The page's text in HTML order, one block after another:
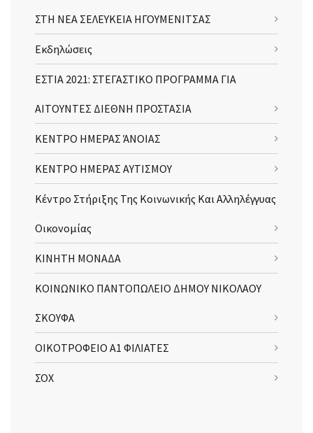
ΣΤΗ ΝΕΑ ΣΕΛΕΥΚΕΙΑ ΗΓΟΥΜΕΝΙΤΣΑΣ
Εκδηλώσεις
ΕΣΤΙΑ 2021: ΣΤΕΓΑΣΤΙΚΟ ΠΡΟΓΡΑΜΜΑ ΓΙΑ
ΑΙΤΟΥΝΤΕΣ ΔΙΕΘΝΗ ΠΡΟΣΤΑΣΙΑ
ΚΕΝΤΡΟ ΗΜΕΡΑΣ ΆΝΟΙΑΣ
ΚΕΝΤΡΟ ΗΜΕΡΑΣ ΑΥΤΙΣΜΟΥ
Κέντρο Στήριξης Της Κοινωνικής Και Αλληλέγγυας
Οικονομίας
ΚΙΝΗΤΗ ΜΟΝΑΔΑ
ΚΟΙΝΩΝΙΚΟ ΠΑΝΤΟΠΩΛΕΙΟ ΔΗΜΟΥ ΝΙΚΟΛΑΟΥ
ΣΚΟΥΦΑ
ΟΙΚΟΤΡΟΦΕΙΟ Α1 ΦΙΛΙΑΤΕΣ
ΣΟΧ